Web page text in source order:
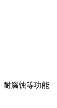
耐腐蚀等功能